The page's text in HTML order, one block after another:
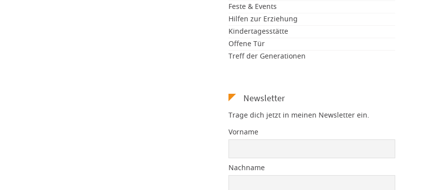
Feste & Events
Hilfen zur Erziehung
Kindertagesstätte
Offene Tür
Treff der Generationen
Newsletter
Trage dich jetzt in meinen Newsletter ein.
Vorname
Nachname